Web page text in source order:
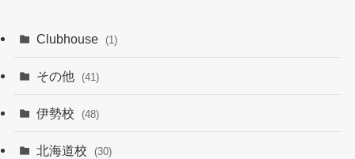
Clubhouse (1)
その他 (41)
伊勢校 (48)
北海道校 (30)